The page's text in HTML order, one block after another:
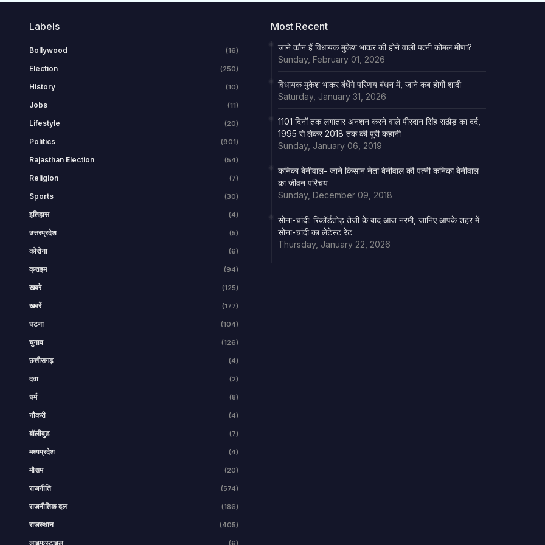
Labels
Bollywood (16)
Election (250)
History (10)
Jobs (11)
Lifestyle (20)
Politics (901)
Rajasthan Election (54)
Religion (7)
Sports (30)
इतिहास (4)
उत्तरप्रदेश (5)
कोरोना (6)
क्राइम (94)
खबरे (125)
खबरें (177)
घटना (104)
चुनाव (126)
छत्तीसगढ़ (4)
दवा (2)
धर्म (8)
नौकरी (4)
बॉलीवुड (7)
मध्यप्रदेश (4)
मौसम (20)
राजनीति (574)
राजनीतिक दल (186)
राजस्थान (405)
लाइफस्टाइल (6)
Most Recent
जाने कौन हैं विधायक मुकेश भाकर की होने वाली पत्नी कोमल मीणा?
Sunday, February 01, 2026
विधायक मुकेश भाकर बंधेंगे परिणय बंधन में, जाने कब होगी शादी
Saturday, January 31, 2026
1101 दिनों तक लगातार अनशन करने वाले पीरदान सिंह राठौड़ का दर्द,
1995 से लेकर 2018 तक की पूरी कहानी
Sunday, January 06, 2019
कनिका बेनीवाल- जाने किसान नेता बेनीवाल की पत्नी कनिका बेनीवाल
का जीवन परिचय
Sunday, December 09, 2018
सोना-चांदी: रिकॉर्डतोड़ तेजी के बाद आज नरमी, जानिए आपके शहर में
सोना-चांदी का लेटेस्ट रेट
Thursday, January 22, 2026